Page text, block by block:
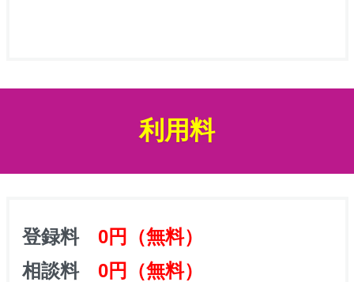
利用料
登録料 0円（無料）
相談料 0円（無料）